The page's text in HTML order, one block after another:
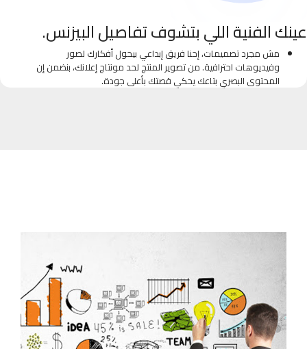
عينك الفنية اللي بتشوف تفاصيل البيزنس.
مش مجرد تصميمات، إحنا فريق إبداعي بيحول أفكارك لصور
وفيديوهات احترافية. من تصوير المنتج لحد مونتاج إعلانك، بنضمن إن
المحتوى البصري بتاعك يحكي قصتك بأعلى جودة.